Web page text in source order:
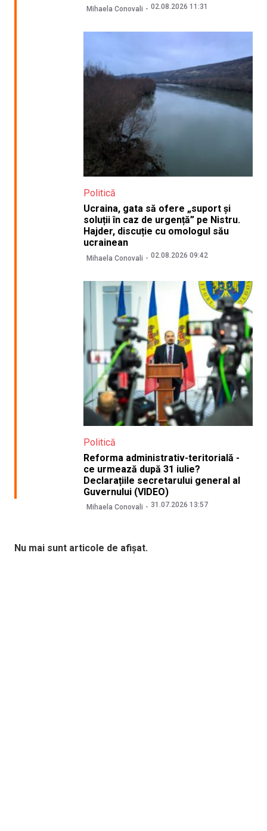
Mihaela Conovali 02.08.2026 11:31
Politică
Ucraina, gata să ofere „suport și
soluții în caz de urgență” pe Nistru.
Hajder, discuție cu omologul său
ucrainean
Mihaela Conovali 02.08.2026 09:42
Politică
Reforma administrativ-teritorială -
ce urmează după 31 iulie?
Declarațiile secretarului general al
Guvernului (VIDEO)
Mihaela Conovali 31.07.2026 13:57
Nu mai sunt articole de afișat.